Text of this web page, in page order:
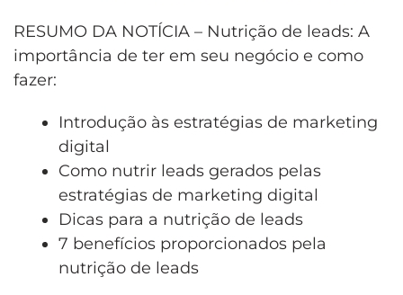
RESUMO DA NOTÍCIA – Nutrição de leads: A
importância de ter em seu negócio e como
fazer:
Introdução às estratégias de marketing
digital
Como nutrir leads gerados pelas
estratégias de marketing digital
Dicas para a nutrição de leads
7 benefícios proporcionados pela
nutrição de leads